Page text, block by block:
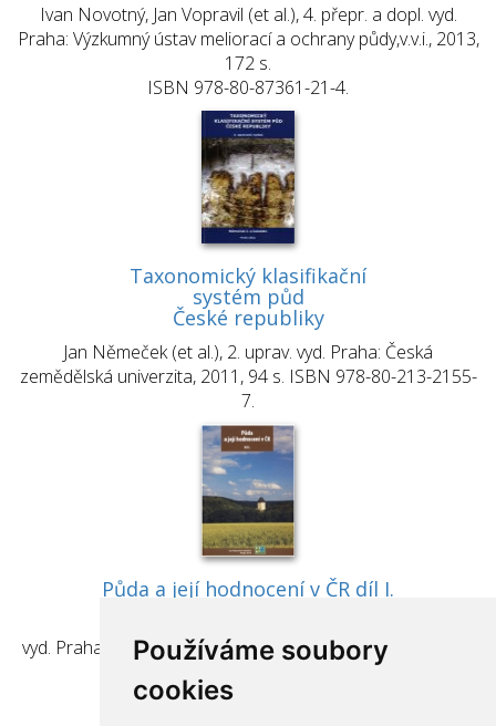
Používáme soubory
cookies
Ivan Novotný, Jan Vopravil (et al.), 4. přepr. a dopl. vyd.
Praha: Výzkumný ústav meliorací a ochrany půdy,v.v.i., 2013,
172 s.
ISBN 978-80-87361-21-4.
Taxonomický klasifikační
systém půd
České republiky
Jan Němeček (et al.), 2. uprav. vyd. Praha: Česká
zemědělská univerzita, 2011, 94 s. ISBN 978-80-213-2155-
7.
Půda a její hodnocení v ČR díl I.
vyd. Praha: Výzkumný ústav meliorací a ochrany půdy, v.v.i.,
2011, 156 s. ISBN 978-80-87361-05-4.